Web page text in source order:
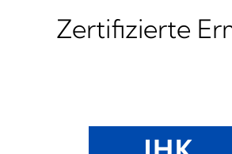
Zertifizierte